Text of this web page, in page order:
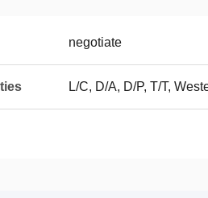
negotiate
L/C, D/A, D/P, T/T,